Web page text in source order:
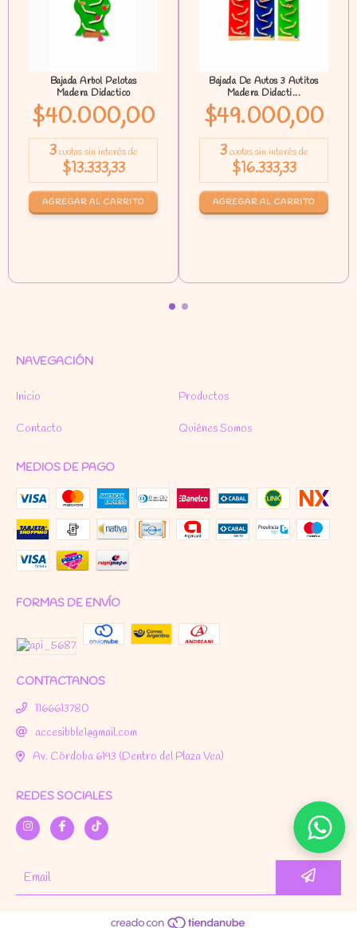
Bajada Arbol Pelotas
Madera Didactico
$40.000,00
3 cuotas sin interés de
$13.333,33
Bajada De Autos 3 Autitos
Madera Didacti...
$49.000,00
3 cuotas sin interés de
$16.333,33
AGREGAR AL CARRITO
NAVEGACIÓN
Inicio Productos
Contacto Quiénes Somos
MEDIOS DE PAGO
FORMAS DE ENVÍO
CONTACTANOS
1166613780
accesibble1@gmail.com
Av. Córdoba 6193 (Dentro del Plaza Vea)
REDES SOCIALES